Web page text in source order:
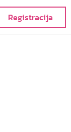
Registracija